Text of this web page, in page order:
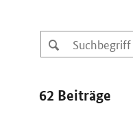
62 Beiträge